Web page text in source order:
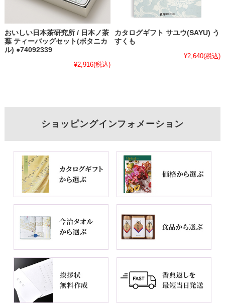
おいしい日本茶研究所 / 日本ノ茶
葉 ティーバッグセット(ボタニカ
ル) ●74092339
¥2,916(税込)
カタログギフト サユウ(SAYU) う
すくも
¥2,640(税込)
ショッピングインフォメーション